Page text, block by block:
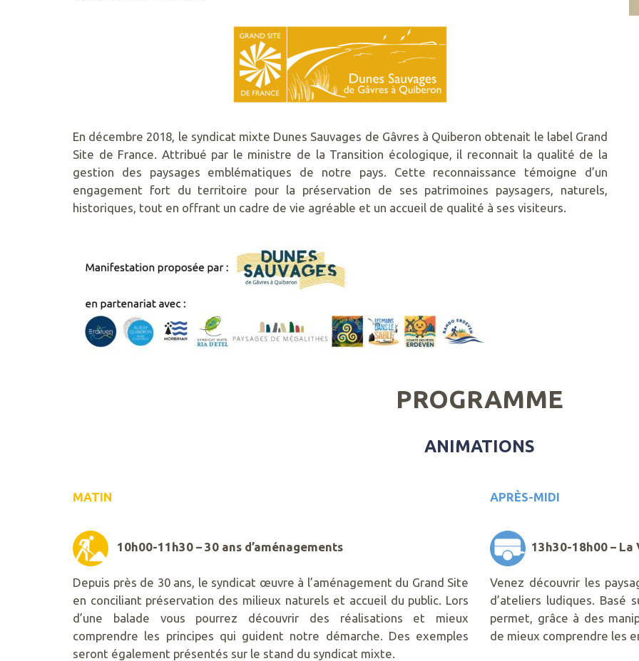
En décembre 2018, le syndicat mixte Dunes Sauvages de Gâvres à Quiberon obtenait le label Grand
Site de France. Attribué par le ministre de la Transition écologique, il reconnait la qualité de la
gestion des paysages emblématiques de notre pays. Cette reconnaissance témoigne d’un
engagement fort du territoire pour la préservation de ses patrimoines paysagers, naturels,
historiques, tout en offrant un cadre de vie agréable et un accueil de qualité à ses visiteurs.
PROGRAMME
ANIMATIONS
MATIN
10h00-11h30 – 30 ans d’aménagements
Depuis près de 30 ans, le syndicat œuvre à l’aménagement du Grand Site
en conciliant préservation des milieux naturels et accueil du public. Lors
d’une balade vous pourrez découvrir des réalisations et mieux
comprendre les principes qui guident notre démarche. Des exemples
seront également présentés sur le stand du syndicat mixte.
APRÈS-MIDI
13h30-18h00 – La
Venez découvrir les
d’ateliers ludiques. Basé
permet, grâce à des
de mieux comprendre les